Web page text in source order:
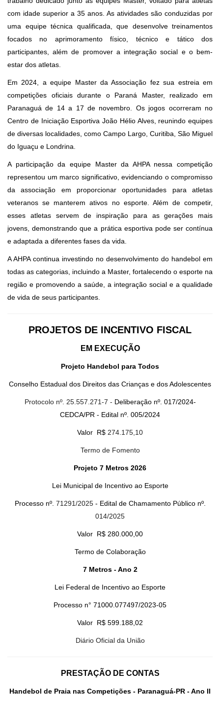
com idade superior a 35 anos. As atividades são conduzidas por
uma equipe técnica qualificada, que desenvolve treinamentos
focados no aprimoramento físico, técnico e tático dos
participantes, além de promover a integração social e o bem-
estar dos atletas.
Em 2024, a equipe Master da Associação fez sua estreia em
competições oficiais durante o Paraná Master, realizado em
Paranaguá de 14 a 17 de novembro. Os jogos ocorreram no
Centro de Iniciação Esportiva João Hélio Alves, reunindo equipes
de diversas localidades, como Campo Largo, Curitiba, São Miguel
do Iguaçu e Londrina.
A participação da equipe Master da AHPA nessa competição
representou um marco significativo, evidenciando o compromisso
da associação em proporcionar oportunidades para atletas
veteranos se manterem ativos no esporte. Além de competir,
esses atletas servem de inspiração para as gerações mais
jovens, demonstrando que a prática esportiva pode ser contínua
e adaptada a diferentes fases da vida.
A AHPA continua investindo no desenvolvimento do handebol em
todas as categorias, incluindo a Master, fortalecendo o esporte na
região e promovendo a saúde, a integração social e a qualidade
de vida de seus participantes.
PROJETOS DE INCENTIVO FISCAL
EM EXECUÇÃO
Projeto Handebol para Todos
Conselho Estadual dos Direitos das Crianças e dos Adolescentes
Protocolo nº. 25.557.271-7 - Deliberação nº. 017/2024-
CEDCA/PR - Edital nº. 005/2024
Valor R$ 274.175,10
Termo de Fomento
Projeto 7 Metros 2026
Lei Municipal de Incentivo ao Esporte
Processo nº. 71291/2025- Edital de Chamamento Público nº.
014/2025
Valor R$ 280.000,00
Termo de Colaboração
7 Metros - Ano 2
Lei Federal de Incentivo ao Esporte
Processo n° 71000.077497/2023-05
Valor R$ 599.188,02
Diário Oficial da União
PRESTAÇÃO DE CONTAS
Handebol de Praia nas Competições - Paranaguá-PR - Ano II